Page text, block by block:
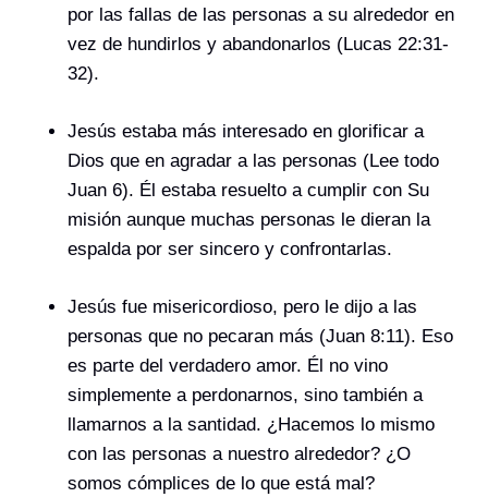
por las fallas de las personas a su alrededor en
vez de hundirlos y abandonarlos (Lucas 22:31-
32).
Jesús estaba más interesado en glorificar a
Dios que en agradar a las personas (Lee todo
Juan 6). Él estaba resuelto a cumplir con Su
misión aunque muchas personas le dieran la
espalda por ser sincero y confrontarlas.
Jesús fue misericordioso, pero le dijo a las
personas que no pecaran más (Juan 8:11). Eso
es parte del verdadero amor. Él no vino
simplemente a perdonarnos, sino también a
llamarnos a la santidad. ¿Hacemos lo mismo
con las personas a nuestro alrededor? ¿O
somos cómplices de lo que está mal?